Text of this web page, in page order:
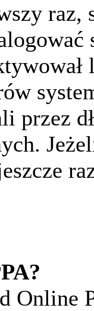
przez
Online